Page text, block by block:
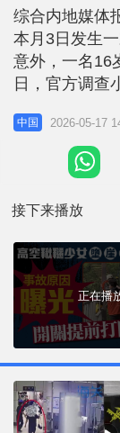
7
5
综合内地媒体
本月3日发生
意外，一名16
日，官方调查
作人员操作
前，涉事景区
依法采取刑事
16岁女堕崖
中国 2026-05-17
接下来播放
正在播